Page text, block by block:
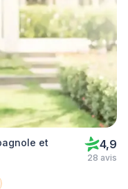
et
4,9
28 avis